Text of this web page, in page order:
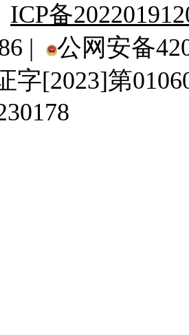
ICP备
|
公网安备
字[2023]第